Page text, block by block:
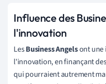
Influence des
l'innovation
LesBusiness Angelsont une
l'innovation, en finançant
qui pourraient autrement